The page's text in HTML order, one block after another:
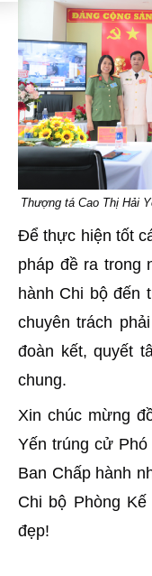
Thượng tá Cao Thị Hải
Để thực hiện tốt
pháp đề ra trong
hành Chi bộ đến
chuyên trách
đoàn kết, quyết
chung.
Xin chúc mừng
Yến trúng cử
Ban Chấp hành
Chi bộ Phòng
đẹp!